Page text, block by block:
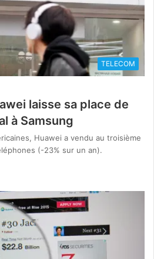
TELECOM
laisse sa place de
à Samsung
Huawei a vendu au troisième
(-23% sur un an).